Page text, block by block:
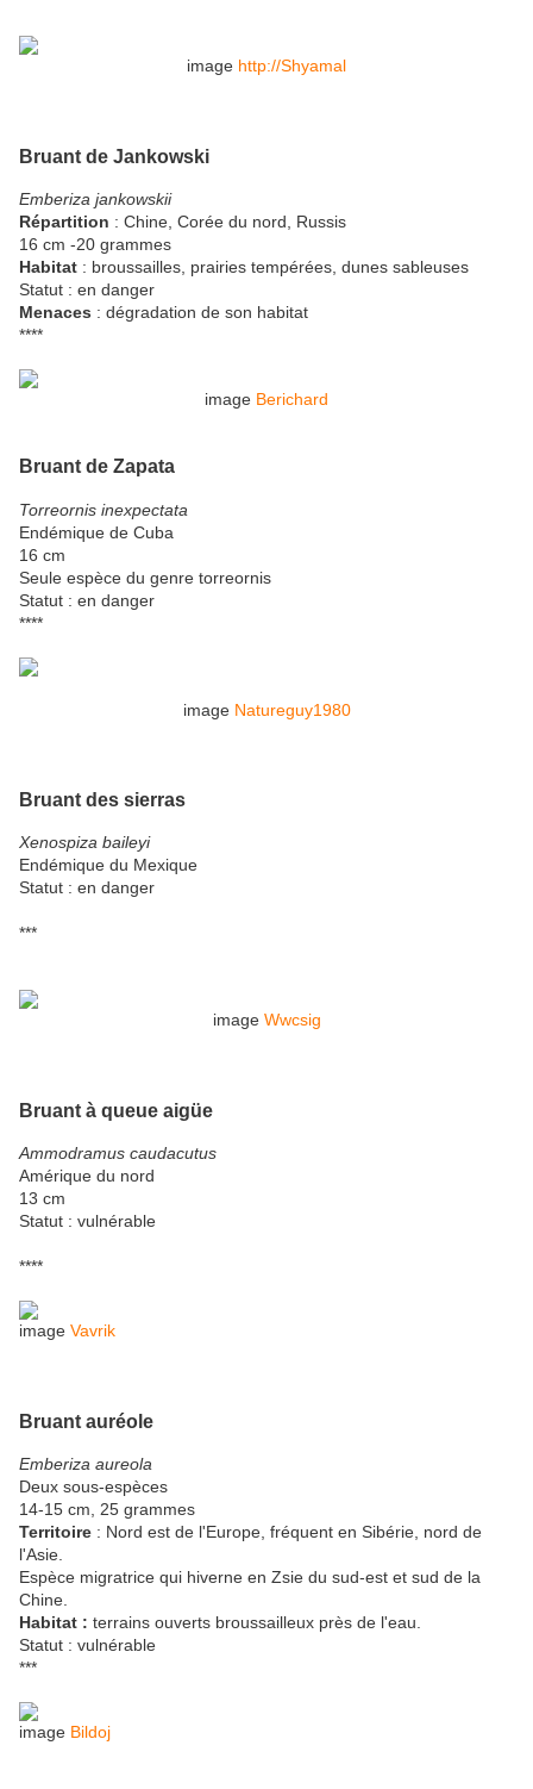
image http://Shyamal
Bruant de Jankowski
Emberiza jankowskii
Répartition : Chine, Corée du nord, Russis
16 cm -20 grammes
Habitat : broussailles, prairies tempérées, dunes sableuses
Statut : en danger
Menaces : dégradation de son habitat
****
image Berichard
Bruant de Zapata
Torreornis inexpectata
Endémique de Cuba
16 cm
Seule espèce du genre torreornis
Statut : en danger
****
image Natureguy1980
Bruant des sierras
Xenospiza baileyi
Endémique du Mexique
Statut : en danger
***
image Wwcsig
Bruant à queue aigüe
Ammodramus caudacutus
Amérique du nord
13 cm
Statut : vulnérable
****
image Vavrik
Bruant auréole
Emberiza aureola
Deux sous-espèces
14-15 cm, 25 grammes
Territoire : Nord est de l'Europe, fréquent en Sibérie, nord de
l'Asie.
Espèce migratrice qui hiverne en Zsie du sud-est et sud de la
Chine.
Habitat : terrains ouverts broussailleux près de l'eau.
Statut : vulnérable
***
image Bildoj